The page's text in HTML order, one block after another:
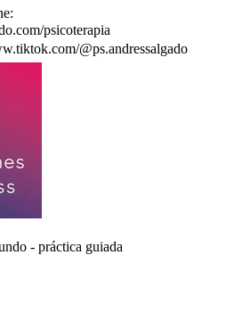
psicoterapia⁠⁠⁠⁠⁠⁠⁠⁠⁠⁠⁠⁠⁠⁠⁠⁠⁠⁠⁠⁠⁠⁠⁠⁠⁠⁠⁠⁠⁠⁠⁠⁠⁠⁠⁠⁠⁠⁠⁠⁠⁠⁠⁠⁠⁠⁠⁠⁠⁠⁠⁠⁠⁠⁠⁠⁠⁠⁠⁠⁠
@ps.andressalgado
- práctica guiada